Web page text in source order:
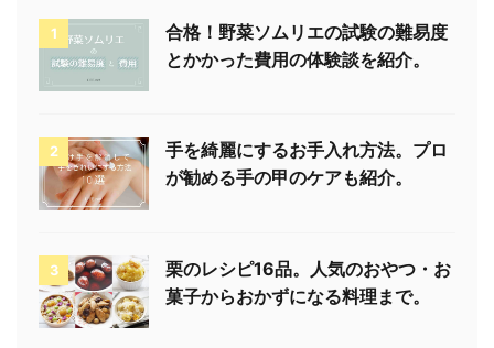
1
合格！野菜ソムリエの試験の難易度
とかかった費用の体験談を紹介。
2
手を綺麗にするお手入れ方法。プロ
が勧める手の甲のケアも紹介。
3
栗のレシピ16品。人気のおやつ・お
菓子からおかずになる料理まで。